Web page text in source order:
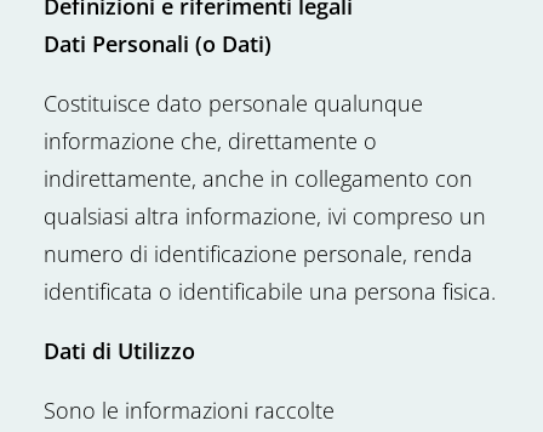
Definizioni e riferimenti legali
Dati Personali (o Dati)
Costituisce dato personale qualunque
informazione che, direttamente o
indirettamente, anche in collegamento con
qualsiasi altra informazione, ivi compreso un
numero di identificazione personale, renda
identificata o identificabile una persona fisica.
Dati di Utilizzo
Sono le informazioni raccolte